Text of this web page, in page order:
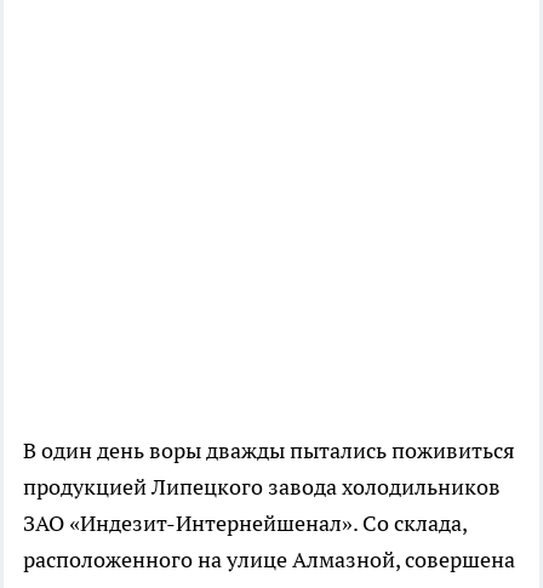
В один день воры дважды пытались поживиться
продукцией Липецкого завода холодильников
ЗАО «Индезит-Интернейшенал». Со склада,
расположенного на улице Алмазной, совершена